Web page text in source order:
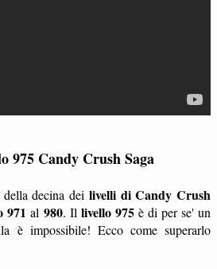
975 Candy Crush Saga
decina dei livelli di Candy Crush
971 al 980. Il livello 975è di per se' un
è impossibile! Ecco come superarlo